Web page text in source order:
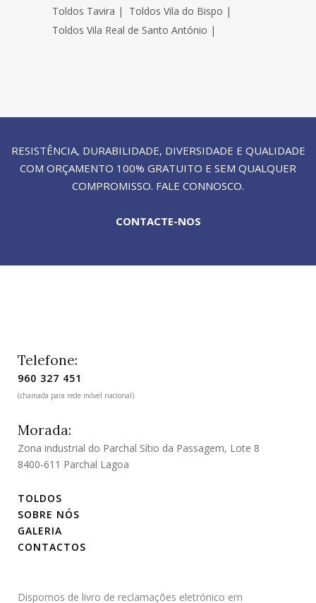
Toldos Tavira | Toldos Vila do Bispo |
Toldos Vila Real de Santo António |
RESISTÊNCIA, DURABILIDADE, DIVERSIDADE E QUALIDADE
COM ORÇAMENTO 100% GRATUITO E SEM QUALQUER
COMPROMISSO. FALE CONNOSCO.
CONTACTE-NOS
Telefone:
960 327 451
(chamada para rede móvel nacional)
Morada:
Zona industrial do Parchal Sítio da Passagem, Lote 8
8400-611 Parchal Lagoa
TOLDOS
SOBRE NÓS
GALERIA
CONTACTOS
Dispomos de livro de reclamações eletrónico em